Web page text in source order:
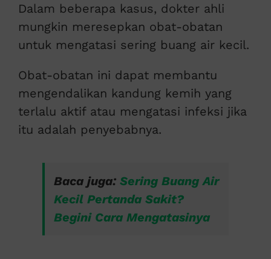
Dalam beberapa kasus, dokter ahli
mungkin meresepkan obat-obatan
untuk mengatasi sering buang air kecil.
Obat-obatan ini dapat membantu
mengendalikan kandung kemih yang
terlalu aktif atau mengatasi infeksi jika
itu adalah penyebabnya.
Baca juga: Sering Buang Air
Kecil Pertanda Sakit?
Begini Cara Mengatasinya